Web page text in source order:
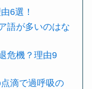
6選！
語が多いのはな
危機？理由9
滴で過呼吸の